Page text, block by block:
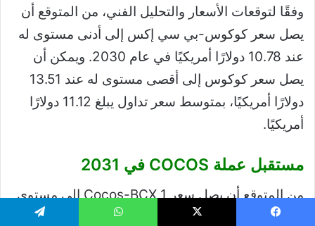
وفقًا لتوقعات الأسعار والتحليل الفني، من المتوقع أن
يصل سعر كوكوس-بي سي إكس إلى أدنى مستوى له
عند 10.78 دولارًا أمريكيًا في عام 2030. ويمكن أن
يصل سعر كوكوس إلى أقصى مستوى له عند 13.51
دولارًا أمريكيًا، بمتوسط ​​سعر تداول يبلغ 11.12 دولارًا
أمريكيًا.
مستقبل عملة COCOS في 2031
من المتوقع أن يصل سعر 1 Cocos-BCX إلى مستوى
أدنى عند 15.86 دولارًا في عام 2031. يمكن أن يصل